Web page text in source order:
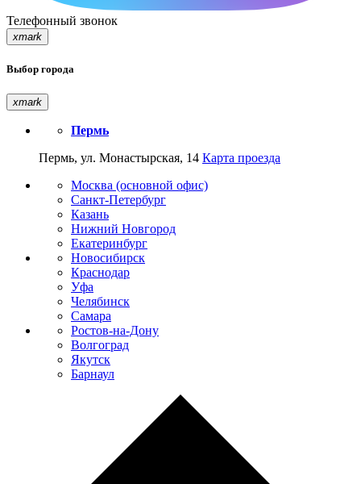
Телефонный звонок
xmark
Выбор города
xmark
Пермь
Пермь, ул. Монастырская, 14 Карта проезда
Москва (основной офис)
Санкт-Петербург
Казань
Нижний Новгород
Екатеринбург
Новосибирск
Краснодар
Уфа
Челябинск
Самара
Ростов-на-Дону
Волгоград
Якутск
Барнаул